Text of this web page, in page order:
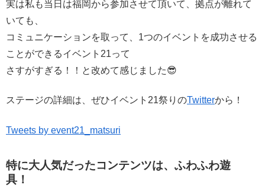
実は私も当日は福岡から参加させて頂いて、拠点が離れて
いても、
コミュニケーションを取って、1つのイベントを成功させる
ことができるイベント21って
さすがすぎる！！と改めて感じました😎
ステージの詳細は、ぜひイベント21祭りのTwitterから！
Tweets by event21_matsuri
特に大人気だったコンテンツは、ふわふわ遊
具！